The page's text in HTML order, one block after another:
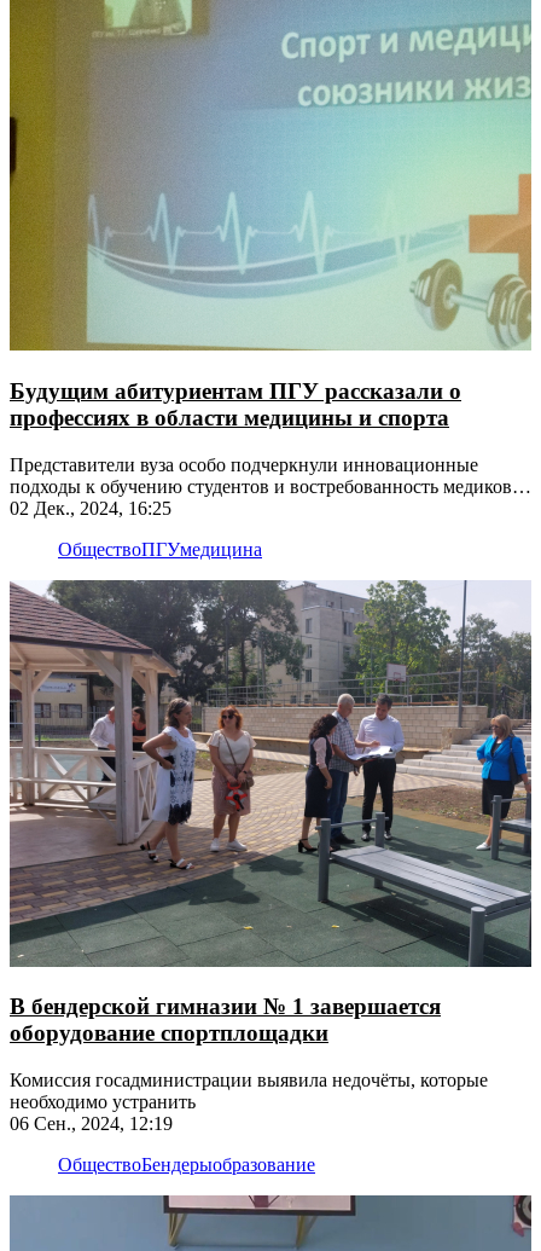
Будущим абитуриентам ПГУ рассказали о
профессиях в области медицины и спорта
Представители вуза особо подчеркнули инновационные
подходы к обучению студентов и востребованность медиков в
республике
02 Дек., 2024, 16:25
ОбществоПГУмедицина
В бендерской гимназии № 1 завершается
оборудование спортплощадки
Комиссия госадминистрации выявила недочёты, которые
необходимо устранить
06 Сен., 2024, 12:19
ОбществоБендерыобразование